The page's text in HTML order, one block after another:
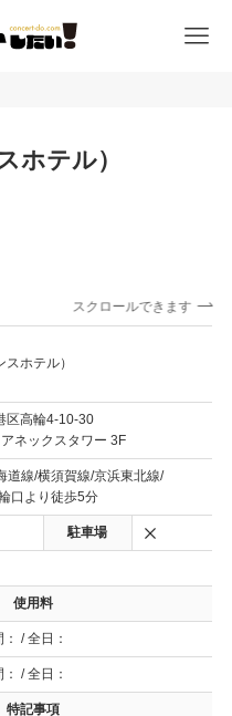
ホテル）
スクロールできます
ホテル）
区高輪4-10-30
ネックスタワー 3F
道線/横須賀線/京浜東北線/
口より徒歩5分
駐車場
使用料
/ 全日：
/ 全日：
特記事項